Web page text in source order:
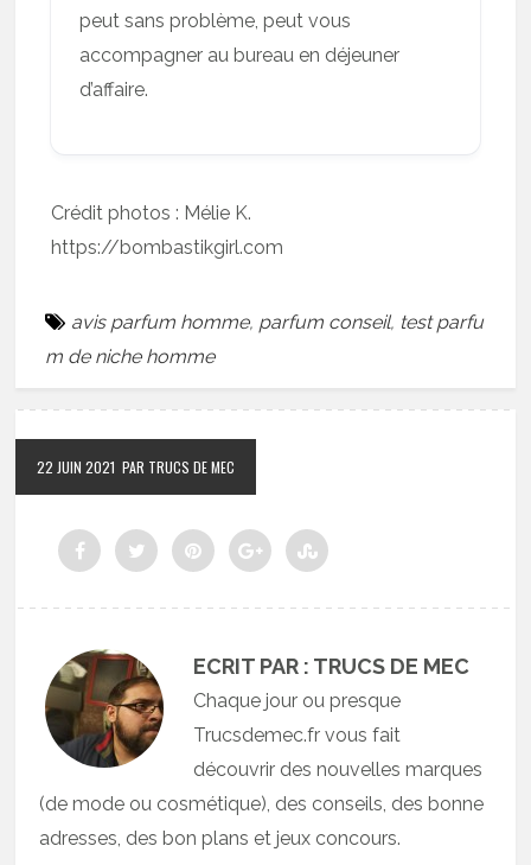
peut sans problème, peut vous
accompagner au bureau en déjeuner
d’affaire.
Crédit photos : Mélie K.
https://bombastikgirl.com
avis parfum homme, parfum conseil, test parfu
m de niche homme
22 JUIN 2021 PAR TRUCS DE MEC
ECRIT PAR : TRUCS DE MEC
Chaque jour ou presque
Trucsdemec.fr vous fait
découvrir des nouvelles marques
(de mode ou cosmétique), des conseils, des bonne
adresses, des bon plans et jeux concours.